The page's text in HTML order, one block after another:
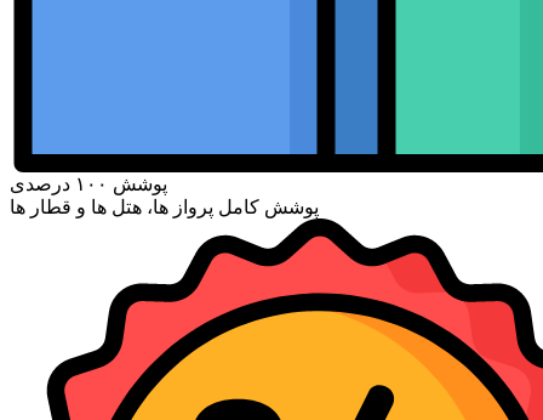
پوشش ۱۰۰ درصدی
پوشش کامل پرواز ها، هتل ها و قطار ها